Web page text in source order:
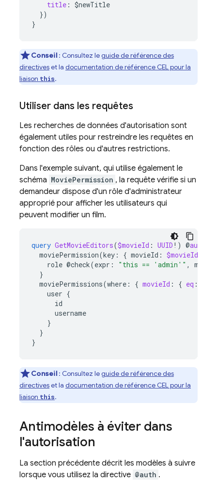
title : $newTitle
})
}
Conseil: Consultez leguide de référence des
directiveset la documentation de référence CEL pour la
liaison this.
Utiliser dans les requêtes
Les recherches de données d'autorisation sont
également utiles pour restreindre les requêtes en
fonction des rôles ou d'autres restrictions.
Dans l'exemple suivant, qui utilise également le
schéma MoviePermission , la requête vérifie si un
demandeur dispose d'un rôle d'administrateur
approprié pour afficher les utilisateurs qui
peuvent modifier un film.
query GetMovieEditors($movieId : UUID !) @auth
moviePermission(key : { movieId : $movieId
role @check(expr : "this == 'admin'" ,
}
moviePermissions(where:
{ movieId : { eq :
user {
id
username
}
}
}
Conseil: Consultez leguide de référence des
directiveset la documentation de référence CEL pour la
liaison this.
Antimodèles à éviter dans
l'autorisation
La section précédente décrit les modèles à suivre
lorsque vous utilisez la directive @auth .